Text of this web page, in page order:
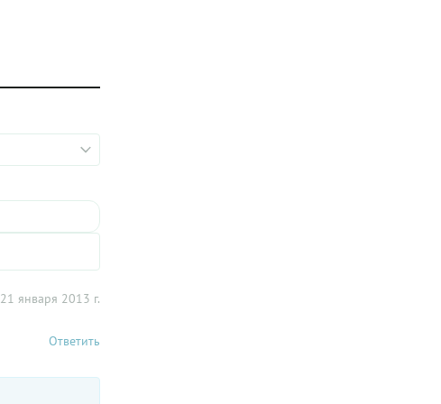
21 января 2013 г.
Ответить